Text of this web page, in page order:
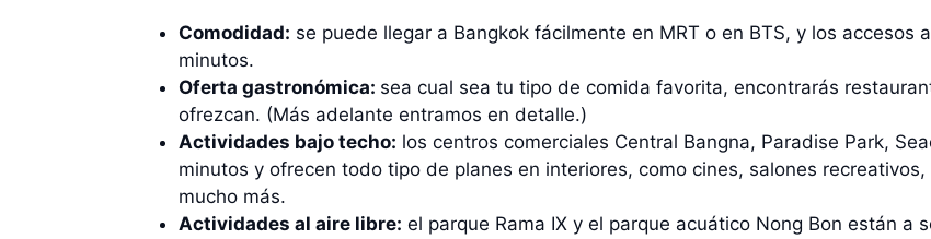
Comodidad: se puede llegar a Bangkok fácilmente en MRT o en BTS, y los accesos
minutos.
Oferta gastronómica: sea cual sea tu tipo de comida favorita, encontrarás
ofrezcan. (Más adelante entramos en detalle.)
Actividades bajo techo: los centros comerciales Central Bangna, Paradise Park,
minutos y ofrecen todo tipo de planes en interiores, como cines, salones
mucho más.
Actividades al aire libre: el parque Rama IX y el parque acuático Nong Bon están a